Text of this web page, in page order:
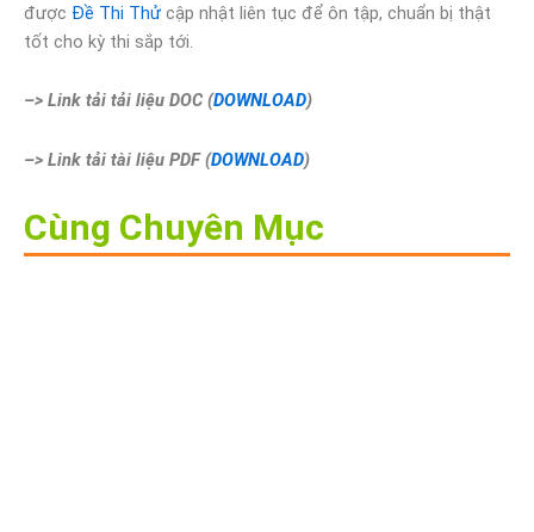
được Đề Thi Thử cập nhật liên tục để ôn tập, chuẩn bị thật
tốt cho kỳ thi sắp tới.
–> Link tải tải liệu DOC (DOWNLOAD)
–> Link tải tài liệu PDF (DOWNLOAD)
Cùng Chuyên Mục